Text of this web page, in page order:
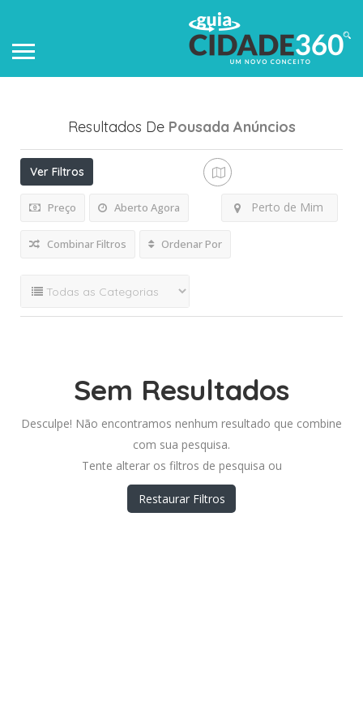
Resultados De Pousada Anúncios
Ver Filtros
Preço Aberto Agora Perto de Mim
Combinar Filtros Ordenar Por
Sem Resultados
Desculpe! Não encontramos nenhum resultado que combine
com sua pesquisa.
Tente alterar os filtros de pesquisa ou
Restaurar Filtros